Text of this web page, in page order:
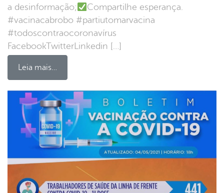
a desinformação;
Compartilhe esperança.
#vacinacabrobo #partiutomarvacina
#todoscontraocoronavírus
FacebookTwitterLinkedin […]
Leia mais…